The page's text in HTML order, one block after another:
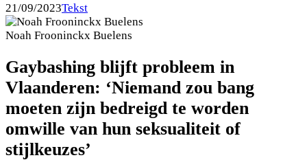
21/09/2023Tekst
Noah Frooninckx Buelens
Gaybashing blijft probleem in
Vlaanderen: ‘Niemand zou bang
moeten zijn bedreigd te worden
omwille van hun seksualiteit of
stijlkeuzes’